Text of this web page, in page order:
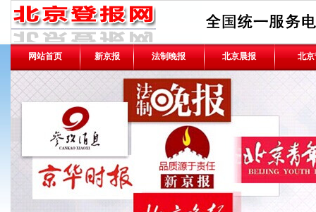
网站首页 新京报 法制晚报 北京晨报 北京